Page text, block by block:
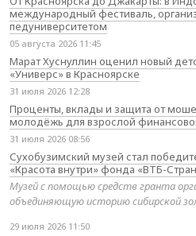
международный фестиваль,
педуниверситетом
05 августа 2026 11:45
Марат Хуснуллин оценил новый
«Универс» в Красноярске
31 июля 2026 12:28
Проценты, вклады и защита от
молодёжь для взрослой
31 июля 2026 08:56
Сухобузимский музей стал
«Красота внутри» фонда «ВТБ-
Музей с помощью средств гранта
объединяющую историю сибирской
29 июля 2026 11:50